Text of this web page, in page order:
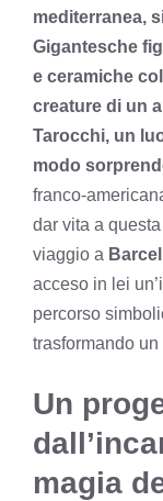
mediterranea,
Gigantesche
e ceramiche
creature di un
Tarocchi, un
modo
franco-
dar vita a
viaggio a
acceso in lei
percorso
trasformando
Un
magia